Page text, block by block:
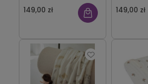
149,00 zł 149,00 zł